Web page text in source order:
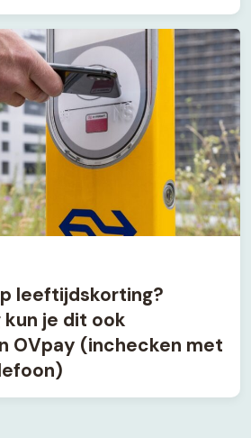
leeftijdskorting?
je dit ook
OVpay (inchecken met